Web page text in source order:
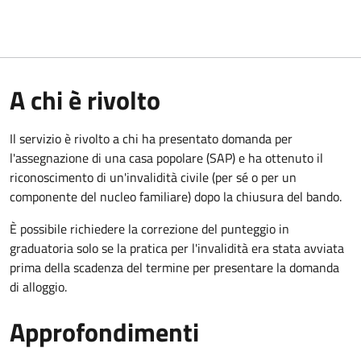
A chi è rivolto
Il servizio è rivolto a chi ha presentato domanda per
l'assegnazione di una casa popolare (SAP) e ha ottenuto il
riconoscimento di un'invalidità civile (per sé o per un
componente del nucleo familiare) dopo la chiusura del bando.
È possibile richiedere la correzione del punteggio in
graduatoria solo se la pratica per l'invalidità era stata avviata
prima della scadenza del termine per presentare la domanda
di alloggio.
Approfondimenti